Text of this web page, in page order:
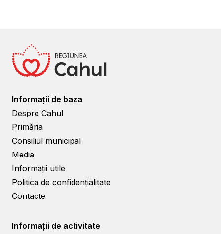
Informații de baza
Despre Cahul
Primăria
Consiliul municipal
Media
Informații utile
Politica de confidențialitate
Contacte
Informații de activitate